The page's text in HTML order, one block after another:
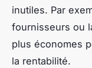
inutiles. Par
fournisseurs ou
plus économes
la rentabilité.